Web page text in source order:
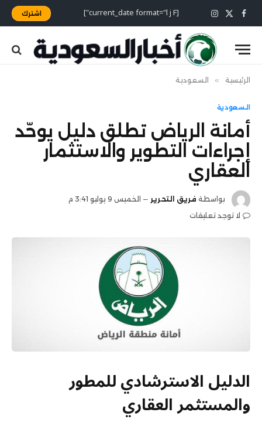
فيسبوك
X
(Twitter)
الانستغرام [current_date format="l j F"] اشترك
الرئيسية » السعودية
السعودية
أمانة الرياض تطلق دليل يوحّد
إجراءات التطوير والاستثمار
العقاري
بواسطة فريق التحرير
الخميس 9 يوليو 3:41 م
لا توجد تعليقات
الدليل الاسترشادي للمطور
والمستثمر العقاري